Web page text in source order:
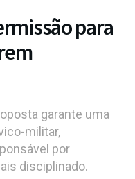
para
garante uma
militar,
por
disciplinado.